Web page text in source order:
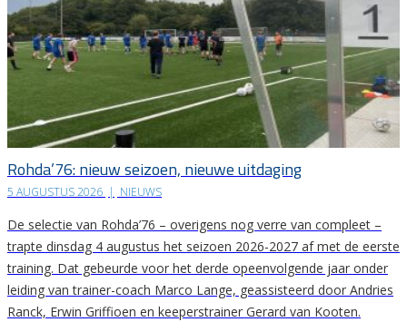
Rohda’76: nieuw seizoen, nieuwe uitdaging
5 AUGUSTUS 2026 | NIEUWS
De selectie van Rohda’76 – overigens nog verre van compleet –
trapte dinsdag 4 augustus het seizoen 2026-2027 af met de eerste
training. Dat gebeurde voor het derde opeenvolgende jaar onder
leiding van trainer-coach Marco Lange, geassisteerd door Andries
Ranck, Erwin Griffioen en keeperstrainer Gerard van Kooten.